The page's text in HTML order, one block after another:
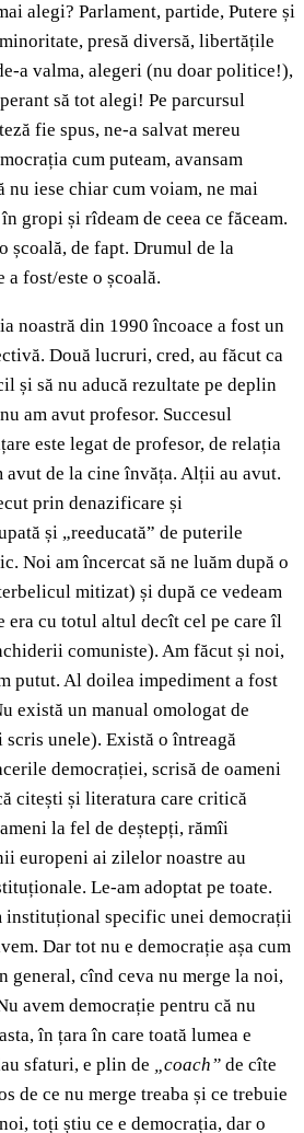
alegi? Parlament, partide, Putere și
presă diversă, libertățile
a valma, alegeri (nu doar politice!),
să tot alegi! Pe parcursul
fie spus, ne-a salvat mereu
cum puteam, avansam
nu iese chiar cum voiam, ne mai
gropi și rîdeam de ceea ce făceam.
școală, de fapt. Drumul de la
fost/este o școală.
noastră din 1990 încoace a fost un
Două lucruri, cred, au făcut ca
și să nu aducă rezultate pe deplin
am avut profesor. Succesul
este legat de profesor, de relația
avut de la cine învăța. Alții au avut.
prin denazificare și
și „reeducată” de puterile
Noi am încercat să ne luăm după o
mitizat) și după ce vedeam
era cu totul altul decît cel pe care îl
comuniste). Am făcut și noi,
putut. Al doilea impediment a fost
există un manual omologat de
unele). Există o întreagă
democrației, scrisă de oameni
citești și literatura care critică
la fel de deștepți, rămîi
europeni ai zilelor noastre au
Le-am adoptat pe toate.
instituțional specific unei democrații
Dar tot nu e democrație așa cum
general, cînd ceva nu merge la noi,
avem democrație pentru că nu
în țara în care toată lumea e
sfaturi, e plin de „coach” de cîte
de ce nu merge treaba și ce trebuie
toți știu ce e democrația, dar o